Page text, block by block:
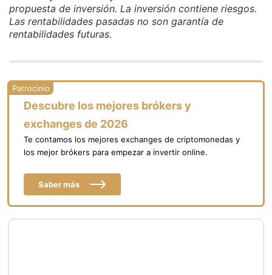
propuesta de inversión. La inversión contiene riesgos.
Las rentabilidades pasadas no son garantía de
rentabilidades futuras.
Descubre los mejores brókers y
exchanges de 2026
Te contamos los mejores exchanges de criptomonedas y
los mejor brókers para empezar a invertir online.
Saber más